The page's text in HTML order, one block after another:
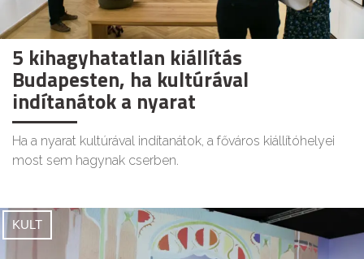
5 kihagyhatatlan kiállítás
Budapesten, ha kultúrával
indítanátok a nyarat
Ha a nyarat kultúrával indítanátok, a főváros kiállítóhelyei
most sem hagynak cserben.
KULT